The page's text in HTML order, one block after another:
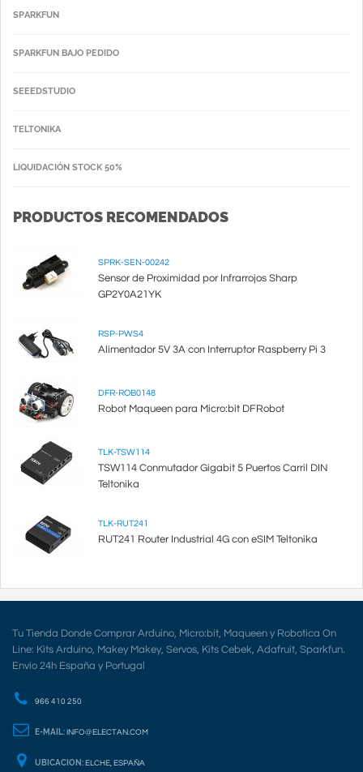
SPARKFUN
SPARKFUN BAJO PEDIDO
SEEEDSTUDIO
TELTONIKA
LIQUIDACIÓN STOCK 50%
PRODUCTOS RECOMENDADOS
SPRK-SEN-00242
Sensor de Proximidad por Infrarrojos Sharp
GP2Y0A21YK
RSP-PWS4
Alimentador 5V 3A con Interruptor Raspberry Pi 3
DFR-ROB0148
Robot Maqueen para Micro:bit DFRobot
TLK-TSW114
TSW114 Conmutador Gigabit 5 Puertos Carril DIN
Teltonika
TLK-RUT241
RUT241 Router Industrial 4G con eSIM Teltonika
Tu Tienda Donde Comprar Arduino, Micro:bit, Maqueen y Robotica On
Line: Kits Arduino, Makey Makey, Servos, Kits Cebek, Adafruit, Sparkfun.
Envio 24h España y Portugal
966 410 250
E-MAIL: INFO@ELECTAN.COM
UBICACION: ELCHE, ESPAÑA